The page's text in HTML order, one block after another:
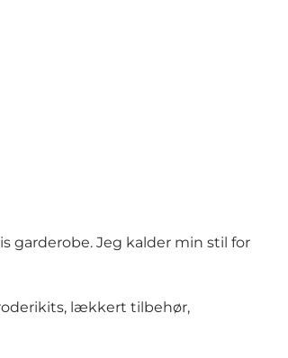
garderobe. Jeg kalder min stil for
lækkert tilbehør,